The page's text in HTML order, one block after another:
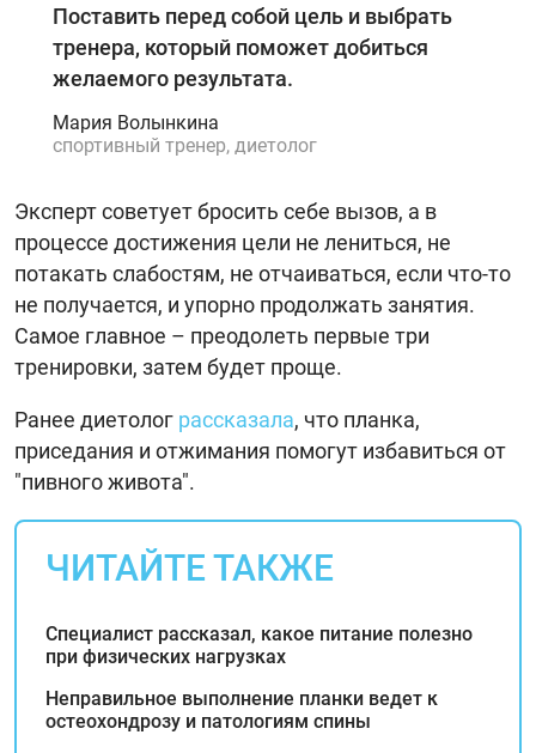
Поставить перед собой цель и выбрать
тренера, который поможет добиться
желаемого результата.
Мария Волынкина
спортивный тренер, диетолог
Эксперт советует бросить себе вызов, а в
процессе достижения цели не лениться, не
потакать слабостям, не отчаиваться, если что-то
не получается, и упорно продолжать занятия.
Самое главное – преодолеть первые три
тренировки, затем будет проще.
Ранее диетолог рассказала, что планка,
приседания и отжимания помогут избавиться от
"пивного живота".
ЧИТАЙТЕ ТАКЖЕ
Специалист рассказал, какое питание полезно
при физических нагрузках
Неправильное выполнение планки ведет к
остеохондрозу и патологиям спины